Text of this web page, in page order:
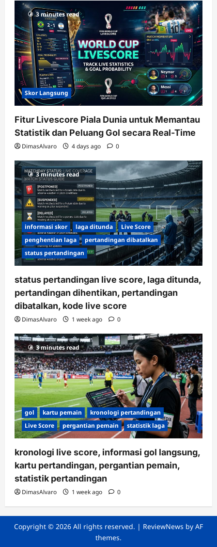
3 minutes read
Skor Langsung
Fitur Livescore Piala Dunia untuk Memantau
Statistik dan Peluang Gol secara Real-Time
DimasAlvaro 4 days ago 0
3 minutes read
informasi skor laga ditunda
Live Score
penghentian laga
pertandingan dibatalkan
status pertandingan
status pertandingan live score, laga ditunda,
pertandingan dihentikan, pertandingan
dibatalkan, kode live score
DimasAlvaro 1 week ago 0
3 minutes read
gol kartu pemain
kronologi pertandingan
Live Score
pergantian pemain statistik laga
kronologi live score, informasi gol langsung,
kartu pertandingan, pergantian pemain,
statistik pertandingan
DimasAlvaro 1 week ago 0
Copyright © 2026 All rights reserved. | ReviewNews by AF
themes.